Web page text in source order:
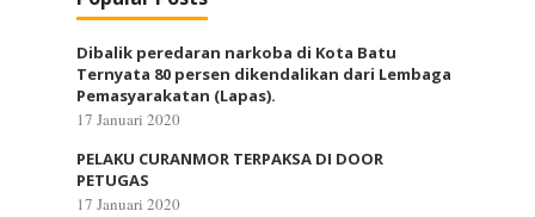
Dibalik peredaran narkoba di Kota Batu
Ternyata 80 persen dikendalikan dari Lembaga
Pemasyarakatan (Lapas).
17 Januari 2020
PELAKU CURANMOR TERPAKSA DI DOOR
PETUGAS
17 Januari 2020